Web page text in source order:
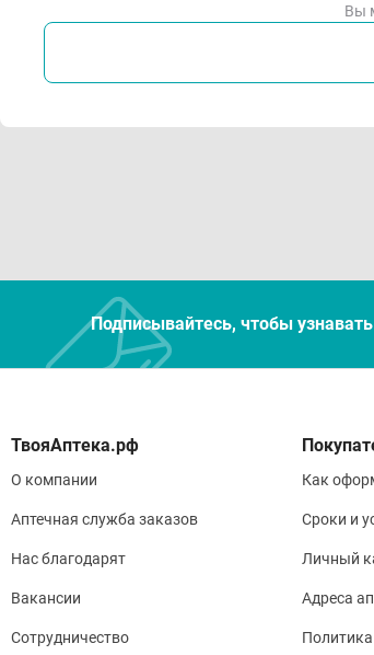
Вы
Подписывайтесь, чтобы
О компании
Аптечная служба заказов
Нас благодарят
Вакансии
Сотрудничество
Как
Сроки и
Личный
Адреса